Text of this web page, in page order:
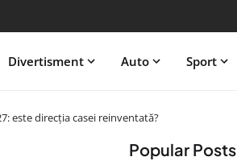
Divertisment Auto Sport
este direcția casei reinventată?
Popular Posts